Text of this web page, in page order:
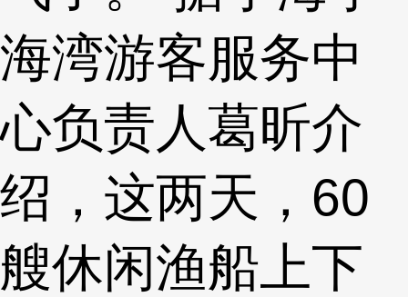
海湾游客服务中
心负责人葛昕介
绍，这两天，60
艘休闲渔船上下